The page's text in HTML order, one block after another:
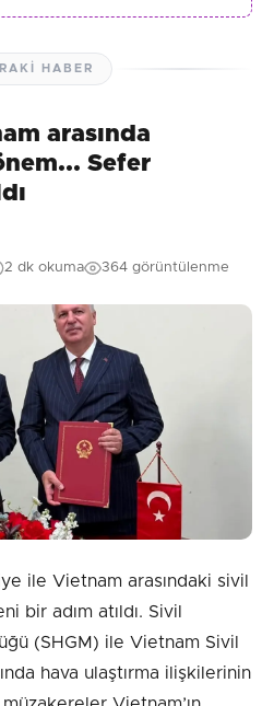
HABER
arasında
Sefer
2 dk okuma 364 görüntülenme
ile Vietnam arasındaki sivil
bir adım atıldı. Sivil
(SHGM) ile Vietnam Sivil
hava ulaştırma ilişkilerinin